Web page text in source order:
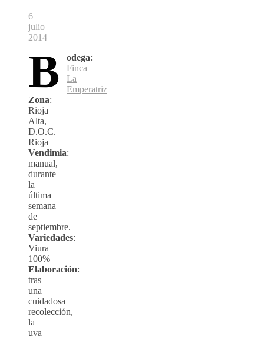
6
julio
2014
B odega:
Finca
La
Emperatriz
Zona:
Rioja
Alta,
D.O.C.
Rioja
Vendimia:
manual,
durante
la
última
semana
de
septiembre.
Variedades:
Viura
100%
Elaboración:
tras
una
cuidadosa
recolección,
la
uva